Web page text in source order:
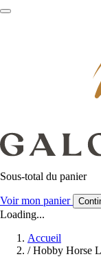
Sous-total du panier
Voir mon panier
Loading...
Accueil
/ Hobby Horse